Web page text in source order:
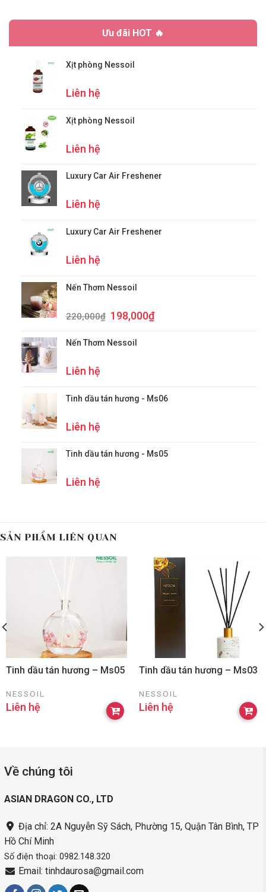
Ưu đãi HOT 🔥
Xịt phòng Nessoil
Liên hệ
Xịt phòng Nessoil
Liên hệ
Luxury Car Air Freshener
Liên hệ
Luxury Car Air Freshener
Liên hệ
Nến Thơm Nessoil
220,000₫ Giá
là:
198,000₫Giá
Nến Thơm Nessoil
Liên hệ
Tinh dầu tán hương - Ms06
Liên hệ
Tinh dầu tán hương - Ms05
Liên hệ
SẢN PHẨM LIÊN QUAN
Tinh dầu tán hương – Ms05
NESSOIL
Liên hệ
Tinh dầu tán hương – Ms03
NESSOIL
Liên hệ
Về chúng tôi
ASIAN DRAGON CO., LTD
Địa chỉ: 2A Nguyễn Sỹ Sách, Phường 15, Quận Tân Bình, TP
Hồ Chí Minh
Số điện thoại: 0982.148.320
Email: tinhdaurosa@gmail.com